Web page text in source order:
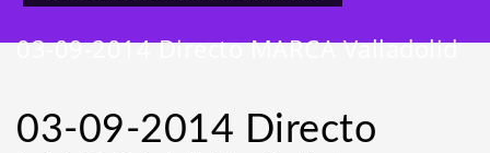
03-09-2014 Directo MARCA Valladolid
03-09-2014 Directo